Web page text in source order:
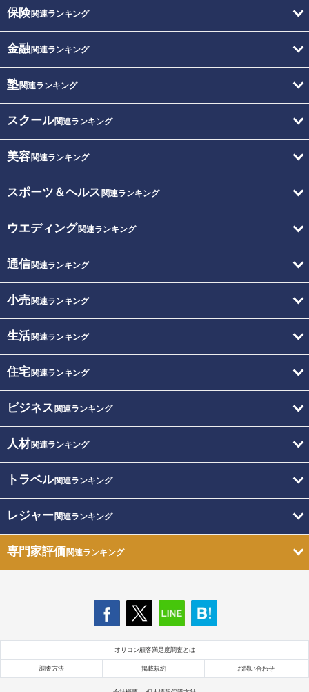
保険関連ランキング
金融関連ランキング
塾関連ランキング
スクール関連ランキング
美容関連ランキング
スポーツ＆ヘルス 関連ランキング
ウエディング関連ランキング
通信関連ランキング
小売関連ランキング
生活関連ランキング
住宅関連ランキング
ビジネス 関連ランキング
人材関連ランキング
トラベル関連ランキング
レジャー関連ランキング
専門家評価関連ランキング
オリコン顧客満足度調査とは
調査方法 掲載規約 お問い合わせ